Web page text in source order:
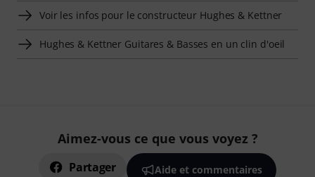
Voir les infos pour le constructeur Hughes & Kettner
Hughes & Kettner Guitares & Basses en un clin d'oeil
Aimez-vous ce que vous voyez ?
Partager Aide et commentaires